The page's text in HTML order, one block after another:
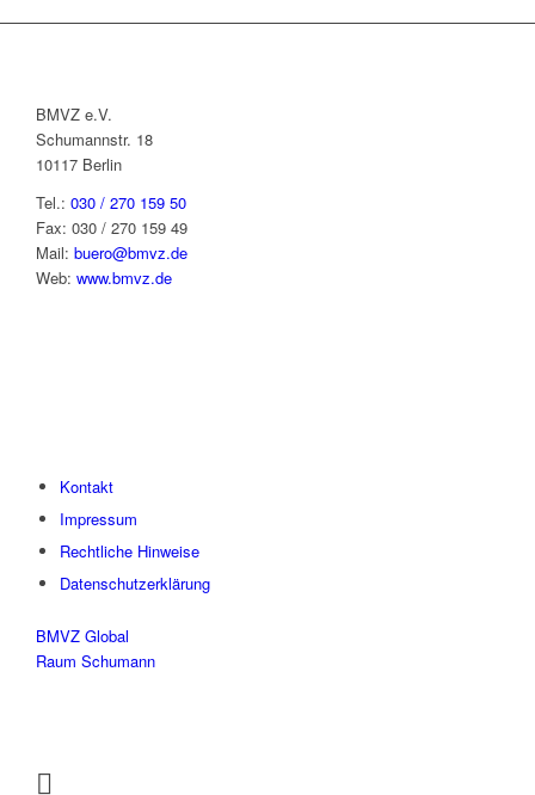
BMVZ e.V.
Schumannstr. 18
10117 Berlin
Tel.: 030 / 270 159 50
Fax: 030 / 270 159 49
Mail: buero@bmvz.de
Web: www.bmvz.de
Kontakt
Impressum
Rechtliche Hinweise
Datenschutzerklärung
BMVZ Global
Raum Schumann